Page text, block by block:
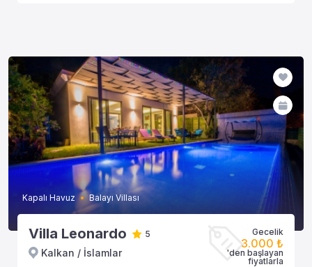
Kapalı Havuz Balayı Villası
Villa Leonardo 5
Kalkan / İslamlar
Gecelik
3.000 ₺
'den başlayan
fiyatlarla